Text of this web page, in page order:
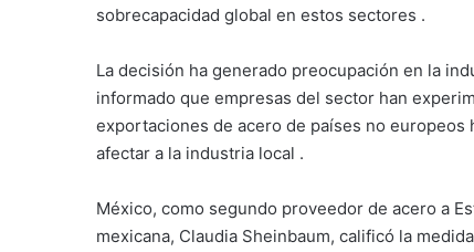
sobrecapacidad global en estos sectores .
La decisión ha generado preocupación en la
informado que empresas del sector han
exportaciones de acero de países no europeos
afectar a la industria local .
México, como segundo proveedor de acero a
mexicana, Claudia Sheinbaum, calificó la